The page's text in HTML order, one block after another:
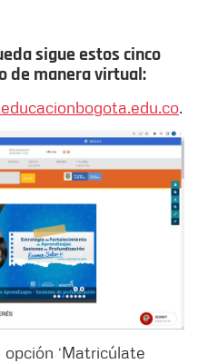
sigue estos cinco
de manera virtual:
.
‘Matricúlate